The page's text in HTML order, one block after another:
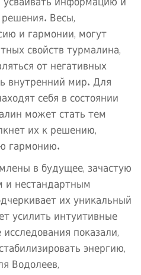
Весы,
и гармонии, могут
свойств турмалина,
от негативных
внутренний мир. Для
себя в состоянии
может стать тем
их к решению,
гармонию.
в будущее, зачастую
и нестандартным
их уникальный
усилить интуитивные
показали,
энергию,
Водолеев,